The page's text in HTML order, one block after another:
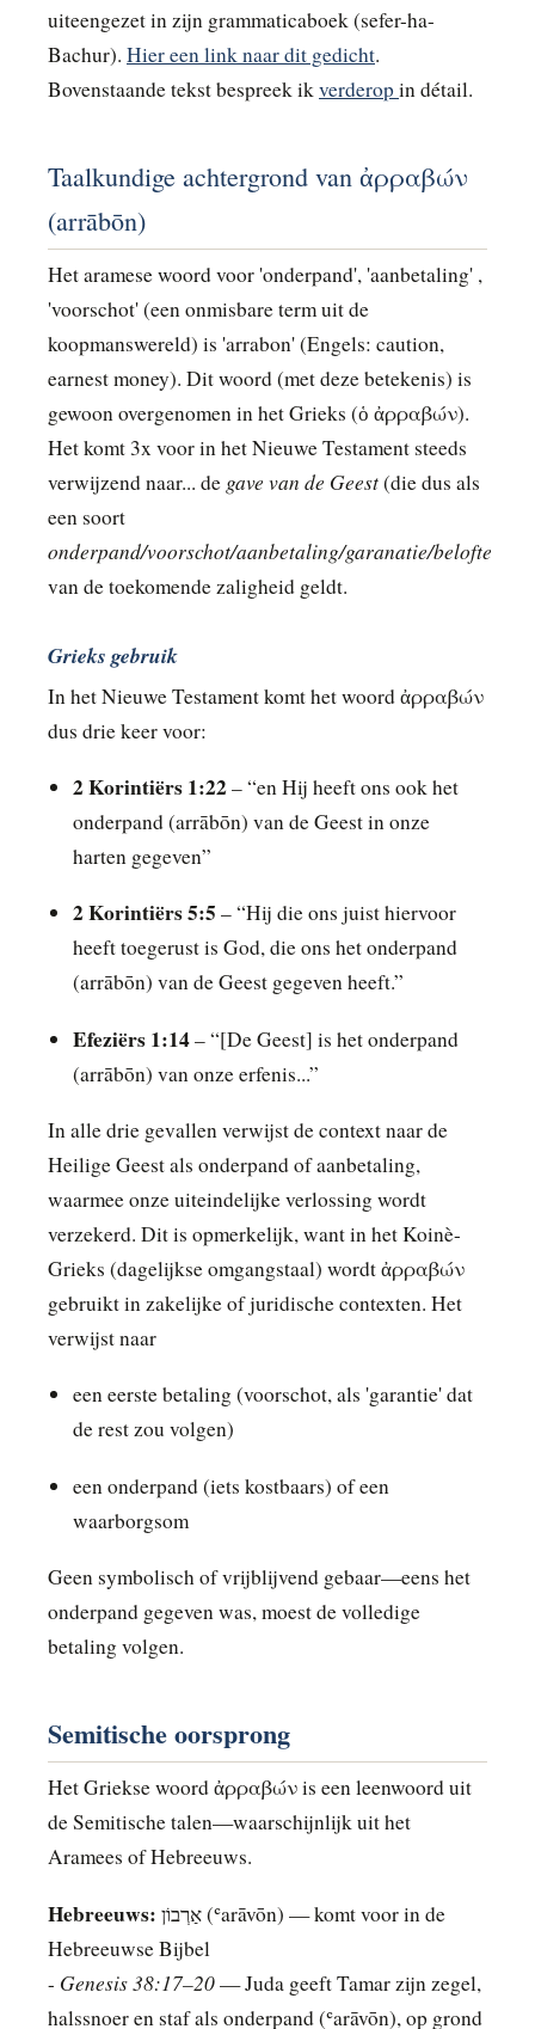
uiteengezet in zijn grammaticaboek (sefer-ha-
Bachur). Hier een link naar dit gedicht.
Bovenstaande tekst bespreek ikverderop in détail.
Taalkundige achtergrond van ἀρραβών
(arrābōn)
Het aramese woord voor 'onderpand', 'aanbetaling' ,
'voorschot' (een onmisbare term uit de
koopmanswereld) is 'arrabon' (Engels: caution,
earnest money). Dit woord (met deze betekenis) is
gewoon overgenomen in het Grieks (ὁ ἀρραβών).
Het komt 3x voor in het Nieuwe Testament steeds
verwijzend naar... de gave van de Geest(die dus als
een soort
onderpand/voorschot/aanbetaling/garanatie/belofte
van de toekomende zaligheid geldt.
Grieks gebruik
In het Nieuwe Testament komt het woord ἀρραβών
dus drie keer voor:
2 Korintiërs 1:22– “en Hij heeft ons ook het
onderpand (arrābōn) van de Geest in onze
harten gegeven”
2 Korintiërs 5:5 – “Hij die ons juist hiervoor
heeft toegerust is God, die ons het onderpand
(arrābōn) van de Geest gegeven heeft.”
Efeziërs 1:14– “[De Geest] is het onderpand
(arrābōn) van onze erfenis...”
In alle drie gevallen verwijst de context naar de
Heilige Geest als onderpand of aanbetaling,
waarmee onze uiteindelijke verlossing wordt
verzekerd. Dit is opmerkelijk, want in het Koinè-
Grieks (dagelijkse omgangstaal) wordt ἀρραβών
gebruikt in zakelijke of juridische contexten. Het
verwijst naar
een eerste betaling (voorschot, als 'garantie' dat
de rest zou volgen)
een onderpand (iets kostbaars) of een
waarborgsom
Geen symbolisch of vrijblijvend gebaar—eens het
onderpand gegeven was, moest de volledige
betaling volgen.
Semitische oorsprong
Het Griekse woord ἀρραβών is een leenwoord uit
de Semitische talen—waarschijnlijk uit het
Aramees of Hebreeuws.
Hebreeuws:
Hebreeuwse Bijbel
- Genesis 38:17–20— Juda geeft Tamar zijn zegel,
halssnoer en staf als onderpand (ʿarāvōn), op grond